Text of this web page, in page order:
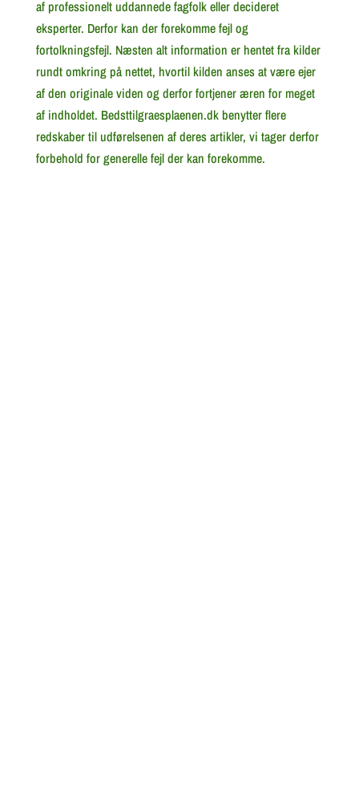
af professionelt uddannede fagfolk eller decideret
eksperter. Derfor kan der forekomme fejl og
fortolkningsfejl. Næsten alt information er hentet fra kilder
rundt omkring på nettet, hvortil kilden anses at være ejer
af den originale viden og derfor fortjener æren for meget
af indholdet. Bedsttilgraesplaenen.dk benytter flere
redskaber til udførelsenen af deres artikler, vi tager derfor
forbehold for generelle fejl der kan forekomme.